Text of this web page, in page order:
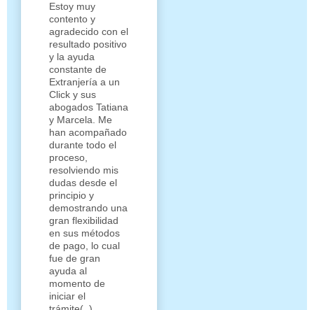
Estoy muy
contento y
agradecido con el
resultado positivo
y la ayuda
constante de
Extranjería a un
Click y sus
abogados Tatiana
y Marcela. Me
han acompañado
durante todo el
proceso,
resolviendo mis
dudas desde el
principio y
demostrando una
gran flexibilidad
en sus métodos
de pago, lo cual
fue de gran
ayuda al
momento de
iniciar el